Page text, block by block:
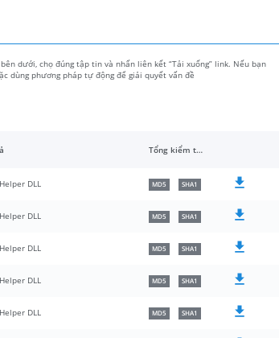
dưới, chọ đúng tập tin và nhấn liên kết “Tải xuống” link. Nếu bạn
dùng phương pháp tự động để giải quyết vấn đề
Tổng kiểm tra
DLL MD5 SHA1
DLL MD5 SHA1
DLL MD5 SHA1
DLL MD5 SHA1
DLL MD5 SHA1